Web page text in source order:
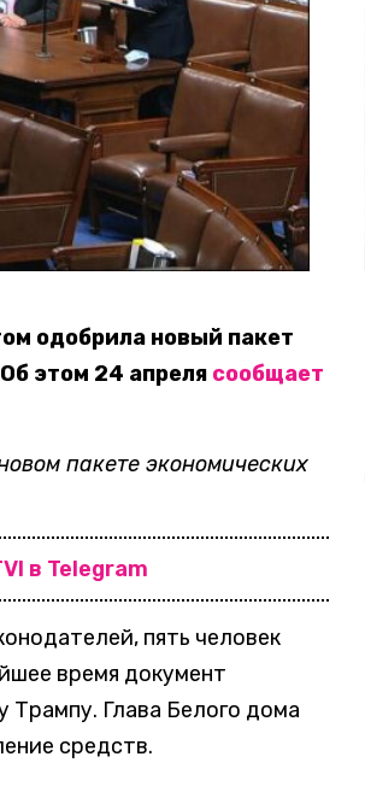
одобрила новый пакет
этом 24 апреля сообщает
пакете экономических
в Telegram
пять человек
время документ
Глава Белого дома
средств.